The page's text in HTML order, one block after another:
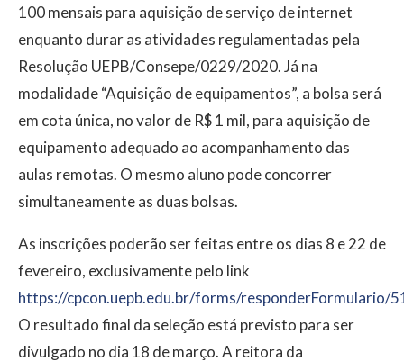
100 mensais para aquisição de serviço de internet
enquanto durar as atividades regulamentadas pela
Resolução UEPB/Consepe/0229/2020. Já na
modalidade “Aquisição de equipamentos”, a bolsa será
em cota única, no valor de R$ 1 mil, para aquisição de
equipamento adequado ao acompanhamento das
aulas remotas. O mesmo aluno pode concorrer
simultaneamente as duas bolsas.
As inscrições poderão ser feitas entre os dias 8 e 22 de
fevereiro, exclusivamente pelo link
https://cpcon.uepb.edu.br/forms/responderFormulario/
O resultado final da seleção está previsto para ser
divulgado no dia 18 de março. A reitora da